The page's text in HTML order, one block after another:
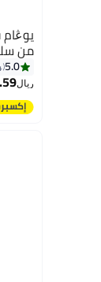
من
5.0
ريال